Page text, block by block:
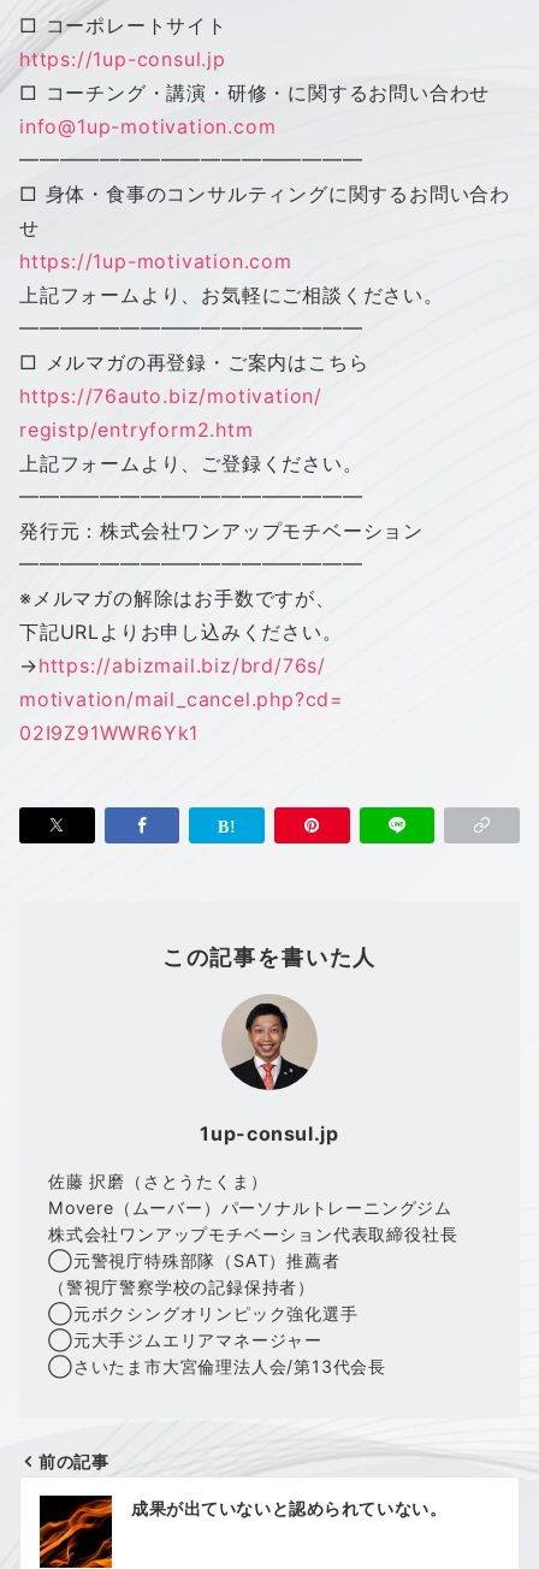
□ コーポレートサイト
https://1up-consul.jp
□ コーチング・講演・研修・に関するお問い合わせ
info@1up-motivation.com
━━━━━━━━━━━━━━━━━
□ 身体・食事のコンサルティングに関するお問い合わ
せ
https://1up-motivation.com
上記フォームより、お気軽にご相談ください。
━━━━━━━━━━━━━━━━━
□ メルマガの再登録・ご案内はこちら
https://76auto.biz/motivation/
registp/entryform2.htm
上記フォームより、ご登録ください。
━━━━━━━━━━━━━━━━━
発行元：株式会社ワンアップモチベーション
━━━━━━━━━━━━━━━━━
※メルマガの解除はお手数ですが、
下記URLよりお申し込みください。
→https://abizmail.biz/brd/76s/
motivation/mail_cancel.php?cd=
02I9Z91WWR6Yk1
この記事を書いた人
1up-consul.jp
佐藤 択磨（さとうたくま）
Movere（ムーバー）パーソナルトレーニングジム
株式会社ワンアップモチベーション代表取締役社長
◯元警視庁特殊部隊（SAT）推薦者
（警視庁警察学校の記録保持者）
◯元ボクシングオリンピック強化選手
◯元大手ジムエリアマネージャー
◯さいたま市大宮倫理法人会/第13代会長
投
稿
前の記事
成果が出ていないと認められていない。